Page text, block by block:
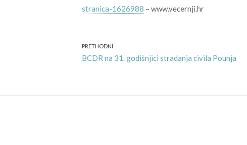
stranica-1626988 – www.vecernji.hr
Navigacija
PRETHODNI
Previous
BCDR na 31. godišnjici stradanja civila Pounja